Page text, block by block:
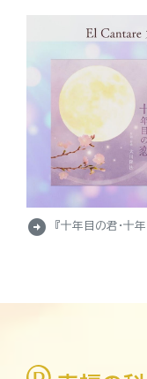
arrow_circle_right 『十年目の君・十年